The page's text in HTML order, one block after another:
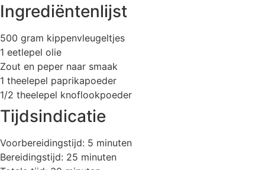
Ingrediëntenlijst
500 gram kippenvleugeltjes
1 eetlepel olie
Zout en peper naar smaak
1 theelepel paprikapoeder
1/2 theelepel knoflookpoeder
Tijdsindicatie
Voorbereidingstijd: 5 minuten
Bereidingstijd: 25 minuten